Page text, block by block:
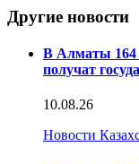
Другие новости
В Алматы 164
получат
10.08.26
Новости